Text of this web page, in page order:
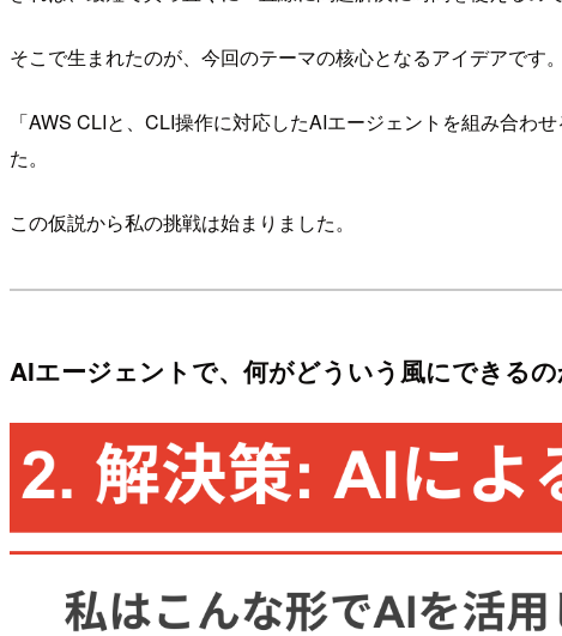
そこで生まれたのが、今回のテーマの核心となるアイデアです。
「AWS CLIと、CLI操作に対応したAIエージェントを組み合
た。
この仮説から私の挑戦は始まりました。
AIエージェントで、何がどういう風にできるの